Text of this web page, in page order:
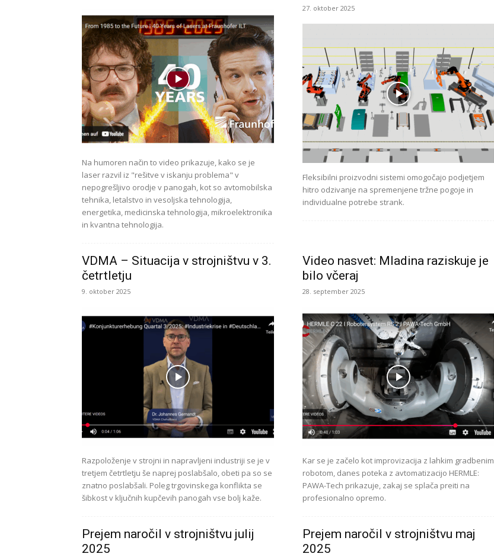
Na humoren način to video prikazuje, kako se je
laser razvil iz "rešitve v iskanju problema" v
nepogrešljivo orodje v panogah, kot so avtomobilska
tehnika, letalstvo in vesoljska tehnologija,
energetika, medicinska tehnologija, mikroelektronika
in kvantna tehnologija.
27. oktober 2025
Fleksibilni proizvodni sistemi omogočajo podjetjem
hitro odzivanje na spremenjene tržne pogoje in
individualne potrebe strank.
VDMA – Situacija v strojništvu v 3.
četrtletju
9. oktober 2025
Razpoloženje v strojni in napravljeni industriji se je v
tretjem četrtletju še naprej poslabšalo, obeti pa so se
znatno poslabšali. Poleg trgovinskega konflikta se
šibkost v ključnih kupčevih panogah vse bolj kaže.
Video nasvet: Mladina raziskuje je
bilo včeraj
28. september 2025
Kar se je začelo kot improvizacija z lahkim gradbenim
robotom, danes poteka z avtomatizacijo HERMLE:
PAWA-Tech prikazuje, zakaj se splača preiti na
profesionalno opremo.
Prejem naročil v strojništvu julij
2025
Prejem naročil v strojništvu maj
2025